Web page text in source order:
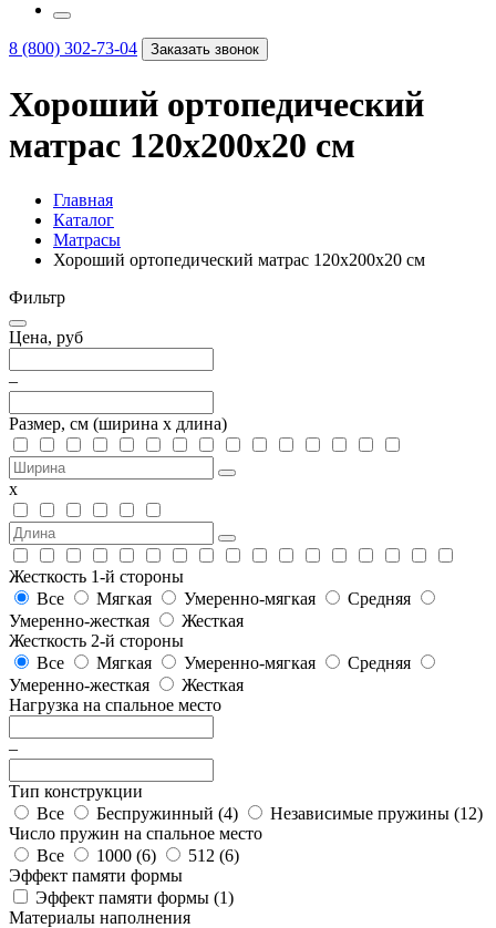
8 (800) 302-73-04 Заказать звонок
Хороший ортопедический
матрас 120х200х20 см
Главная
Каталог
Матрасы
Хороший ортопедический матрас 120х200х20 см
Фильтр
Цена, руб
–
Размер, см (ширина х длина)
х
Жесткость 1-й стороны
Все
Мягкая Умеренно-мягкая
Средняя
Умеренно-жесткая
Жесткая
Жесткость 2-й стороны
Все
Мягкая Умеренно-мягкая
Средняя
Умеренно-жесткая
Жесткая
Нагрузка на спальное место
–
Тип конструкции
Все
Беспружинный (4) Независимые пружины (12)
Число пружин на спальное место
Все
1000 (6) 512 (6)
Эффект памяти формы
Эффект памяти формы (1)
Материалы наполнения